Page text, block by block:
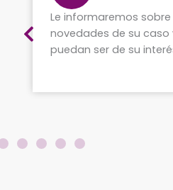
Ejerceremos su
fraudes para
recupere su